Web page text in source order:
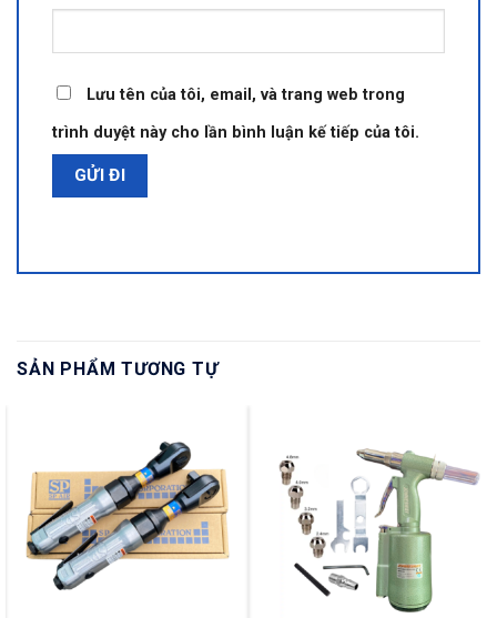
Lưu tên của tôi, email, và trang web trong
trình duyệt này cho lần bình luận kế tiếp của tôi.
SẢN PHẨM TƯƠNG TỰ